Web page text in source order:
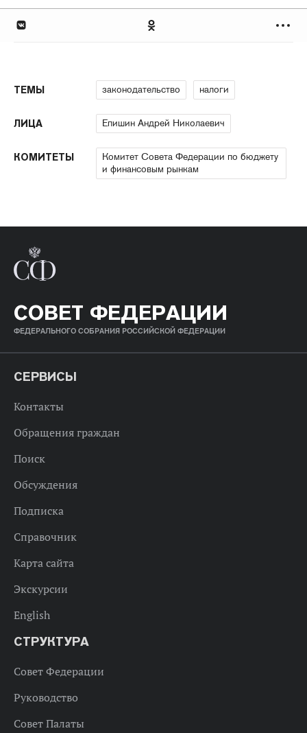
ТЕМЫ законодательство налоги
ЛИЦА Епишин Андрей Николаевич
КОМИТЕТЫ
Комитет Совета Федерации по бюджету
и финансовым рынкам
СОВЕТ ФЕДЕРАЦИИ
ФЕДЕРАЛЬНОГО СОБРАНИЯ РОССИЙСКОЙ ФЕДЕРАЦИИ
СЕРВИСЫ
Контакты
Обращения граждан
Поиск
Обсуждения
Подписка
Справочник
Карта сайта
Экскурсии
English
СТРУКТУРА
Совет Федерации
Руководство
Совет Палаты